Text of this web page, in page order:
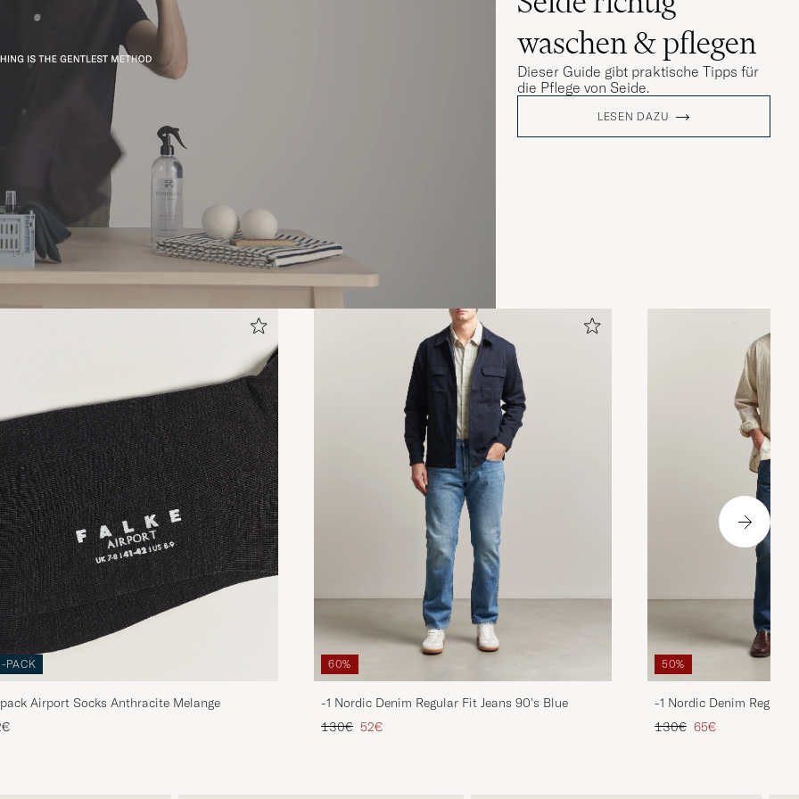
waschen & pflegen
Dieser Guide gibt praktische Tipps für
die Pflege von Seide.
LESEN DAZU
PACK
Airport Socks Anthracite Melange
60%
-1 Nordic Denim Regular Fit Jeans 90's Blue
Regulärer Preis
130€ Reduzierter Preis
52€
50%
-1 Nordic Denim Regular
Regulärer Preis
130€ Reduzierter Preis
65€